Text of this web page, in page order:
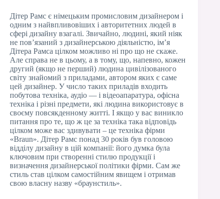
Дітер Рамс є німецьким промисловим дизайнером і
одним з найвпливовіших і авторитетних людей в
сфері дизайну взагалі. Звичайно, людині, який ніяк
не пов’язаний з дизайнерською діяльністю, ім’я
Дітера Рамса цілком можливо ні про що не скаже.
Але справа не в цьому, а в тому, що, напевно, кожен
другий (якщо не перший) людина цивілізованого
світу знайомий з приладами, автором яких є саме
цей дизайнер. У число таких приладів входить
побутова техніка, аудіо — і відеоапаратура, офісна
техніка і різні предмети, які людина використовує в
своєму повсякденному житті. І якщо у вас виникло
питання про те, що ж це за техніка така відповідь
цілком може вас здивувати – це техніка фірми
«Braun». Дітер Рамс понад 30 років був головою
відділу дизайну в цій компанії: його думка була
ключовим при створенні стилю продукції і
визначення дизайнерської політики фірми. Сам же
стиль став цілком самостійним явищем і отримав
свою власну назву «браунстиль».